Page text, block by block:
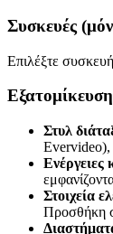
Συσκευές
Επιλέξτε συσκευή
Εξατομίκευση
Στυλ
Evervideo),
Ενέργειες
Στοιχεία
Προσθήκη